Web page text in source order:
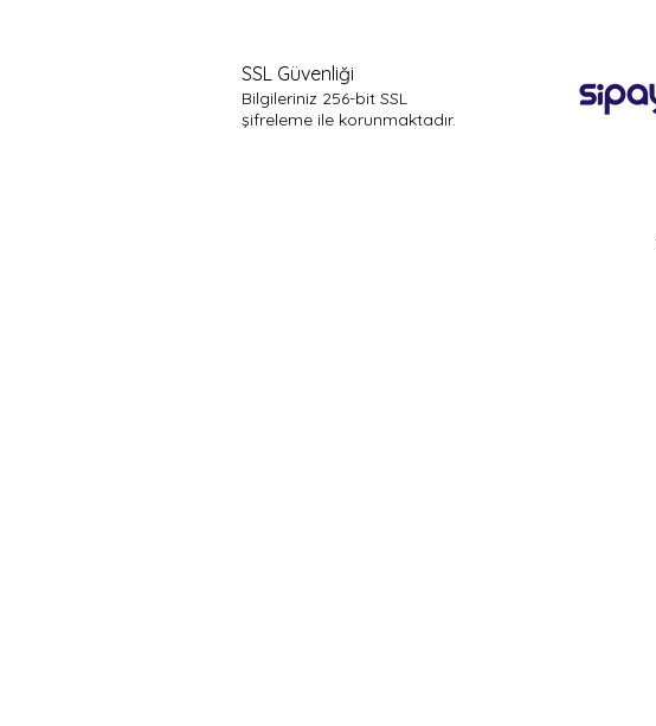
SSL Güvenliği
Bilgileriniz 256-bit SSL
şifreleme ile korunmaktadır.